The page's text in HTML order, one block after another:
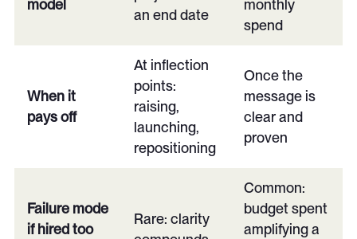
model
an end date
monthly
spend
When it
pays off
At inflection
points:
raising,
launching,
repositioning
Once the
message is
clear and
proven
Failure mode
if hired too
Rare: clarity
Common:
budget spent
amplifying a